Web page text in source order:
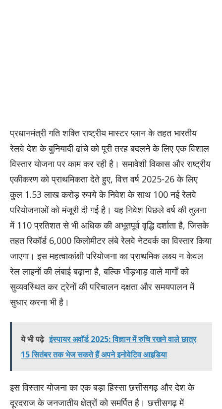
प्रधानमंत्री गति शक्ति राष्ट्रीय मास्टर प्लान के तहत भारतीय
रेलवे देश के बुनियादी ढांचे को पूरी तरह बदलने के लिए एक विशाल
विस्तार योजना पर काम कर रही है। समावेशी विकास और राष्ट्रीय
एकीकरण को प्राथमिकता देते हुए, वित्त वर्ष 2025-26 के लिए
कुल 1.53 लाख करोड़ रुपये के निवेश के साथ 100 नई रेलवे
परियोजनाओं को मंजूरी दी गई है। यह निवेश पिछले वर्ष की तुलना
में 110 प्रतिशत से भी अधिक की अभूतपूर्व वृद्धि दर्शाता है, जिसके
तहत रिकॉर्ड 6,000 किलोमीटर लंबे रेलवे नेटवर्क का विस्तार किया
जाएगा। इस महत्वाकांक्षी परियोजना का प्राथमिक लक्ष्य न केवल
रेल लाइनों की लंबाई बढ़ाना है, बल्कि भीड़भाड़ वाले मार्गों को
सुव्यवस्थित कर ट्रेनों की परिचालन दक्षता और समयपालन में
सुधार करना भी है।
ये भी पढ़े इंस्पायर अवॉर्ड 2025: विज्ञान में रुचि रखने वाले छात्र
15 सितंबर तक भेज सकते हैं अपने इनोवेटिव आइडिया
इस विस्तार योजना का एक बड़ा हिस्सा छत्तीसगढ़ और देश के
दूरदराज के जनजातीय क्षेत्रों को समर्पित है। छत्तीसगढ़ में